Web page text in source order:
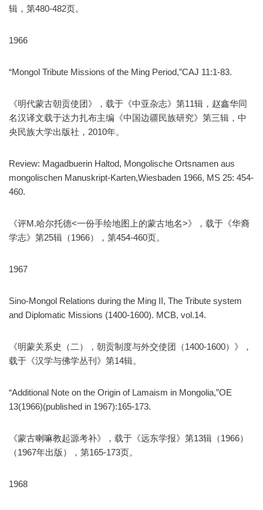
辑，第480-482页。
1966
“Mongol Tribute Missions of the Ming Period,”CAJ 11:1-83.
《明代蒙古朝贡使团》，载于《中亚杂志》第11辑，赵鑫华同
名汉译文载于达力扎布主编《中国边疆民族研究》第三辑，中
央民族大学出版社，2010年。
Review: Magadbuerin Haltod, Mongolische Ortsnamen aus
mongolischen Manuskript-Karten,Wiesbaden 1966, MS 25: 454-
460.
《评M.哈尔托德<一份手绘地图上的蒙古地名>》，载于《华裔
学志》第25辑（1966），第454-460页。
1967
Sino-Mongol Relations during the Ming II, The Tribute system
and Diplomatic Missions (1400-1600). MCB, vol.14.
《明蒙关系史（二），朝贡制度与外交使团（1400-1600）》，
载于《汉学与佛学丛刊》第14辑。
“Additional Note on the Origin of Lamaism in Mongolia,”OE
13(1966)(published in 1967):165-173.
《蒙古喇嘛教起源考补》，载于《远东学报》第13辑（1966）
（1967年出版），第165-173页。
1968